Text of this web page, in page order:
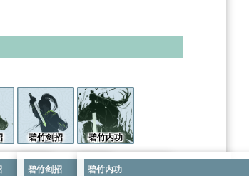
碧竹剑招
碧竹剑招
碧竹内功
碧竹内功